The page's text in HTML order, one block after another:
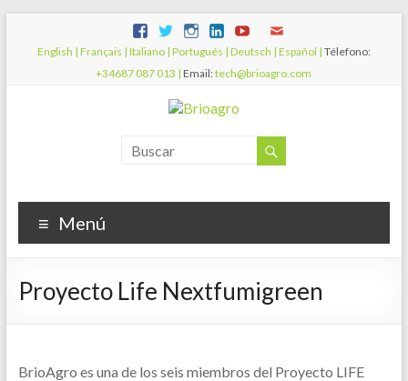
English | Français | Italiano | Portugués | Deutsch | Español | Télefono:
+34687 087 013 | Email:tech@brioagro.com
Menú
Proyecto Life Nextfumigreen
BrioAgro es una de los seis miembros del Proyecto LIFE